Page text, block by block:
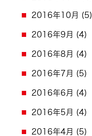
2016年10月 (5)
2016年9月 (4)
2016年8月 (4)
2016年7月 (5)
2016年6月 (4)
2016年5月 (4)
2016年4月 (5)